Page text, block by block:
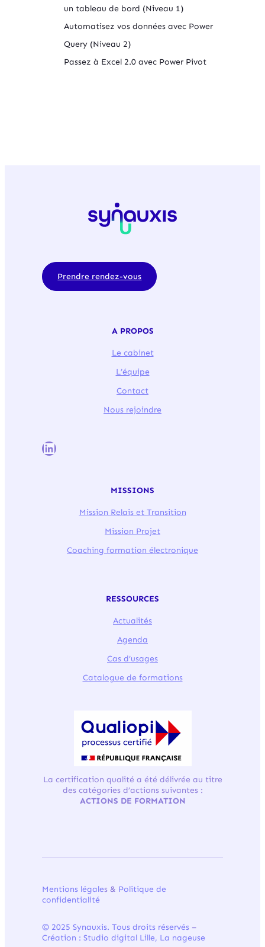
un tableau de bord (Niveau 1)
Automatisez vos données avec Power
Query (Niveau 2)
Passez à Excel 2.0 avec Power Pivot
Prendre rendez-vous
A PROPOS
Le cabinet
L’équipe
Contact
Nous rejoindre
LinkedIn
MISSIONS
Mission Relais et Transition
Mission Projet
Coaching formation électronique
RESSOURCES
Actualités
Agenda
Cas d’usages
Catalogue de formations
La certification qualité a été délivrée au titre
des catégories d’actions suivantes :
ACTIONS DE FORMATION
Mentions légales & Politique de
confidentialité
© 2025 Synauxis. Tous droits réservés –
Création : Studio digital Lille, La nageuse